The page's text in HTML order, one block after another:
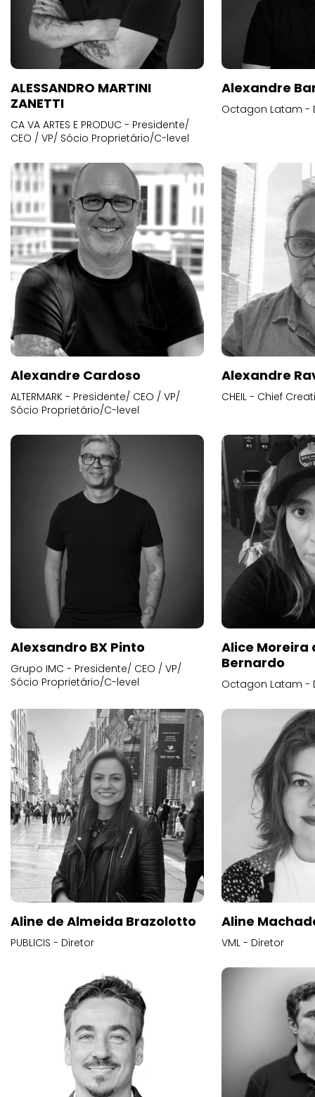
ALESSANDRO MARTINI
ZANETTI
CA VA ARTES E PRODUC - Presidente/
CEO / VP/ Sócio Proprietário/C-level
Alexandre
Octagon Latam -
Alexandre Cardoso
ALTERMARK - Presidente/ CEO / VP/
Sócio Proprietário/C-level
Alexandre
CHEIL - Chief
Alexsandro BX Pinto
Grupo IMC - Presidente/ CEO / VP/
Sócio Proprietário/C-level
Alice
Bernardo
Octagon Latam -
Aline de Almeida Brazolotto
PUBLICIS - Diretor
Aline
VML - Diretor